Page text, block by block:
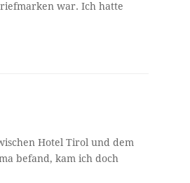
war. Ich hatte
Hotel Tirol und dem
befand, kam ich doch